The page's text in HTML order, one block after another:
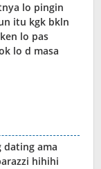
lo pingin
itu kgk bkln
lo pas
lo d masa
dating ama
hihihi